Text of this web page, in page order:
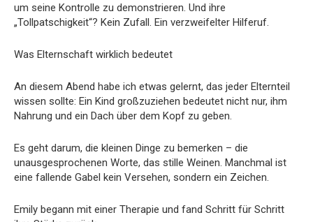
um seine Kontrolle zu demonstrieren. Und ihre
„Tollpatschigkeit“? Kein Zufall. Ein verzweifelter Hilferuf.
Was Elternschaft wirklich bedeutet
An diesem Abend habe ich etwas gelernt, das jeder Elternteil
wissen sollte: Ein Kind großzuziehen bedeutet nicht nur, ihm
Nahrung und ein Dach über dem Kopf zu geben.
Es geht darum, die kleinen Dinge zu bemerken – die
unausgesprochenen Worte, das stille Weinen. Manchmal ist
eine fallende Gabel kein Versehen, sondern ein Zeichen.
Emily begann mit einer Therapie und fand Schritt für Schritt